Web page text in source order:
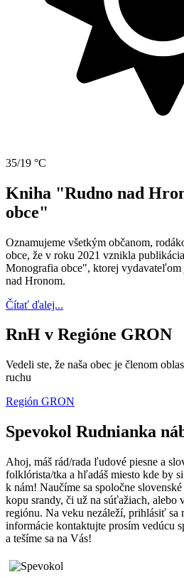
35/19 °C
Kniha "Rudno nad
obce"
Oznamujeme všetkým občanom,
obce, že v roku 2021 vznikla
Monografia obce", ktorej vydavateľom
nad Hronom.
Čítať ďalej...
RnH v Regióne GRON
Vedeli ste, že naša obec je členom
ruchu
Región GRON
Spevokol Rudnianka
Ahoj, máš rád/rada ľudové piesne a
folklórista/tka a hľadáš miesto kde by
k nám! Naučíme sa spoločne
kopu srandy, či už na súťažiach, alebo
regiónu. Na veku nezáleží, prihlásiť
informácie kontaktujte prosím vedúcu
a tešíme sa na Vás!